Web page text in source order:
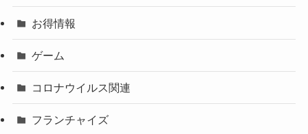
お得情報
ゲーム
コロナウイルス関連
フランチャイズ